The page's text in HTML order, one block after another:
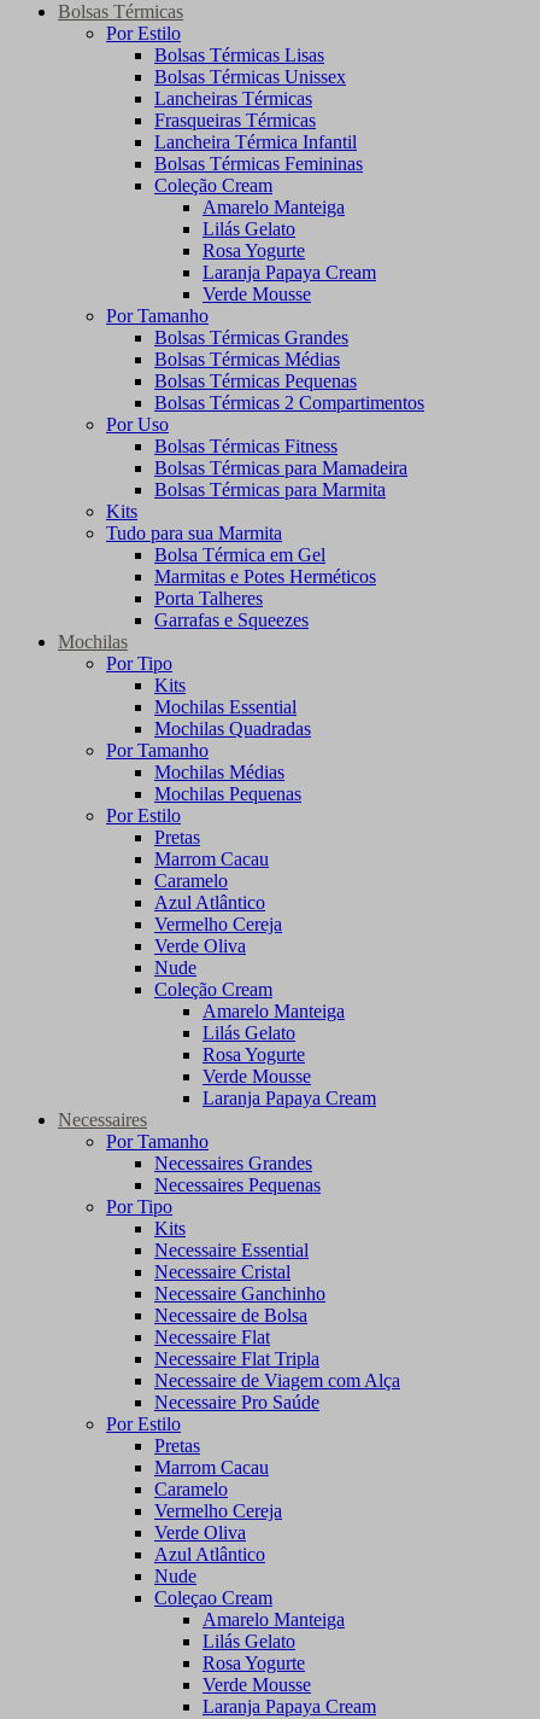
Bolsas Térmicas
Por Estilo
Bolsas Térmicas Lisas
Bolsas Térmicas Unissex
Lancheiras Térmicas
Frasqueiras Térmicas
Lancheira Térmica Infantil
Bolsas Térmicas Femininas
Coleção Cream
Amarelo Manteiga
Lilás Gelato
Rosa Yogurte
Laranja Papaya Cream
Verde Mousse
Por Tamanho
Bolsas Térmicas Grandes
Bolsas Térmicas Médias
Bolsas Térmicas Pequenas
Bolsas Térmicas 2 Compartimentos
Por Uso
Bolsas Térmicas Fitness
Bolsas Térmicas para Mamadeira
Bolsas Térmicas para Marmita
Kits
Tudo para sua Marmita
Bolsa Térmica em Gel
Marmitas e Potes Herméticos
Porta Talheres
Garrafas e Squeezes
Mochilas
Por Tipo
Kits
Mochilas Essential
Mochilas Quadradas
Por Tamanho
Mochilas Médias
Mochilas Pequenas
Por Estilo
Pretas
Marrom Cacau
Caramelo
Azul Atlântico
Vermelho Cereja
Verde Oliva
Nude
Coleção Cream
Amarelo Manteiga
Lilás Gelato
Rosa Yogurte
Verde Mousse
Laranja Papaya Cream
Necessaires
Por Tamanho
Necessaires Grandes
Necessaires Pequenas
Por Tipo
Kits
Necessaire Essential
Necessaire Cristal
Necessaire Ganchinho
Necessaire de Bolsa
Necessaire Flat
Necessaire Flat Tripla
Necessaire de Viagem com Alça
Necessaire Pro Saúde
Por Estilo
Pretas
Marrom Cacau
Caramelo
Vermelho Cereja
Verde Oliva
Azul Atlântico
Nude
Coleçao Cream
Amarelo Manteiga
Lilás Gelato
Rosa Yogurte
Verde Mousse
Laranja Papaya Cream